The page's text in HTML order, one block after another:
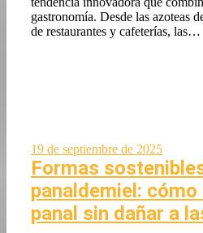
gastronomía. Desde las azoteas
de restaurantes y cafeterías, las…
19 de septiembre de 2025
Formas
panaldemiel: cómo
panal sin dañar a